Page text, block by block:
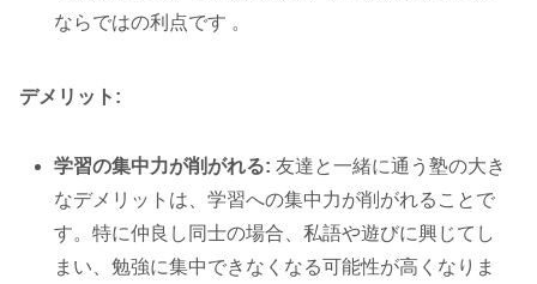
ならではの利点です 。
デメリット:
学習の集中力が削がれる: 友達と一緒に通う塾の大き
なデメリットは、学習への集中力が削がれることで
す。特に仲良し同士の場合、私語や遊びに興じてし
まい、勉強に集中できなくなる可能性が高くなりま